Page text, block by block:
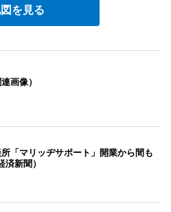
を見る
画像）
「マリッヂサポート」開業から間も
新聞）